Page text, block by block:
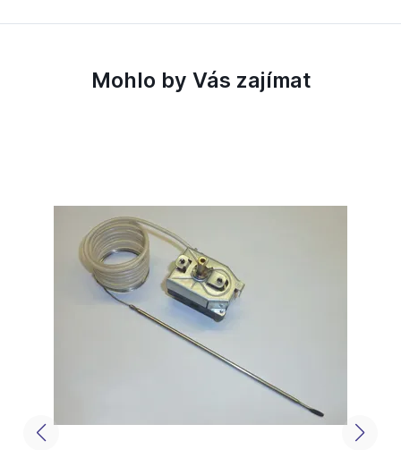
Mohlo by Vás zajímat